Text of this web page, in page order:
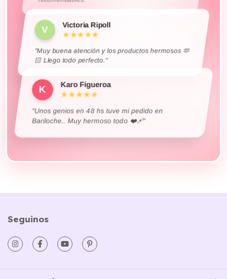
V Victoria Ripoll
★★★★★
"Muy buena atención y los productos hermosos 🫶
🏻 Llego todo perfecto."
K
Karo Figueroa
★★★★★
"Unos genios en 48 hs tuve mi pedido en
Bariloche.. Muy hermoso todo ❤️‍🩹"
Seguinos